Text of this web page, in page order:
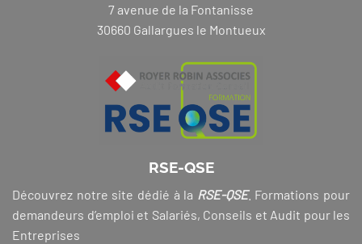
7 avenue de la Fontanisse
30660 Gallargues le Montueux
RSE-QSE
Découvrez notre site dédié à la RSE-QSE. Formations pour
demandeurs d’emploi et Salariés, Conseils et Audit pour les
Entreprises